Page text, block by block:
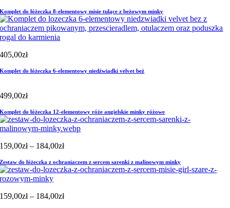
Komplet do łóżeczka 8-elementowy misie tulące z beżowym minky
405,00zł
Komplet do łóżeczka 6-elementowy niedźwiadki velvet beż
499,00zł
Komplet do łóżeczka 12-elementowy róże angielskie minky różowe
159,00zł – 184,00złZakres
od
159,00zł
Zestaw do łóżeczka z ochraniaczem z sercem sarenki z malinowym minky
159,00zł – 184,00złZakres